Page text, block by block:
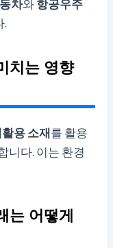
차와항공우주
.
치는 영향
용 소재를 활용
니다. 이는 환경
는 어떻게